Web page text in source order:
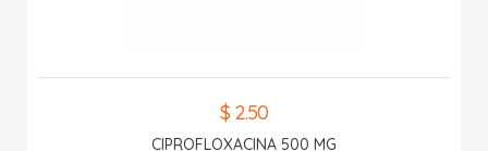
$ 2.50
CIPROFLOXACINA 500 MG